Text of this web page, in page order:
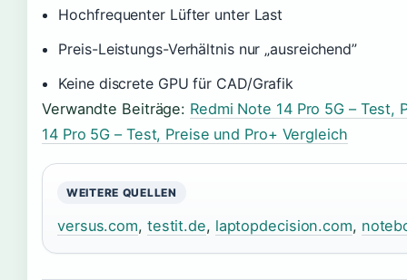
Hochfrequenter Lüfter unter Last
Preis-Leistungs-Verhältnis nur „ausreichend”
Keine discrete GPU für CAD/Grafik
Verwandte Beiträge: Redmi Note 14 Pro 5G – Test,
14 Pro 5G – Test, Preise und Pro+ Vergleich
WEITERE QUELLEN
versus.com, testit.de, laptopdecision.com,